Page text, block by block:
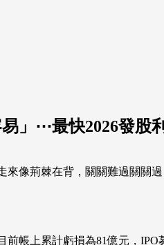
」⋯最快2026發股利
像荊棘在背，關關難過關關
帳上累計虧損為81億元，IPO